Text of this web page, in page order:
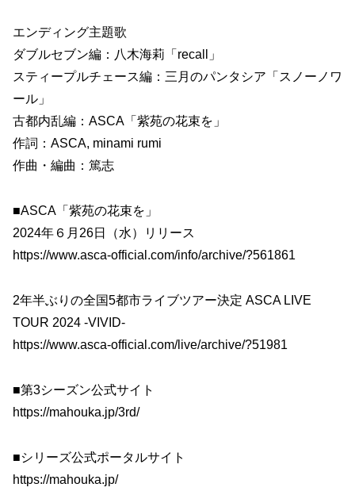
エンディング主題歌
ダブルセブン編：八木海莉「recall」
スティープルチェース編：三月のパンタシア「スノーノワ
ール」
古都内乱編：ASCA「紫苑の花束を」
作詞：ASCA, minami rumi
作曲・編曲：篤志
■ASCA「紫苑の花束を」
2024年６月26日（水）リリース
https://www.asca-official.com/info/archive/?561861
2年半ぶりの全国5都市ライブツアー決定 ASCA LIVE
TOUR 2024 -VIVID-
https://www.asca-official.com/live/archive/?51981
■第3シーズン公式サイト
https://mahouka.jp/3rd/
■シリーズ公式ポータルサイト
https://mahouka.jp/